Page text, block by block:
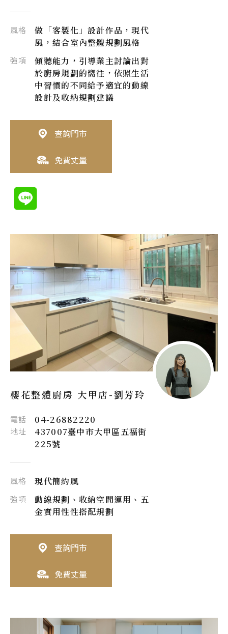
風格
做「客製化」設計作品，現代
風，結合室內整體規劃風格
強項
傾聽能力，引導業主討論出對
於廚房規劃的嚮往，依照生活
中習慣的不同給予適宜的動線
設計及收納規劃建議
查詢門市
免費丈量
櫻花整體廚房 大甲店-劉芳玲
電話 04-26882220
地址
437007臺中市大甲區五福街
225號
風格 現代簡約風
強項
動線規劃、收納空間運用、五
金實用性性搭配規劃
查詢門市
免費丈量